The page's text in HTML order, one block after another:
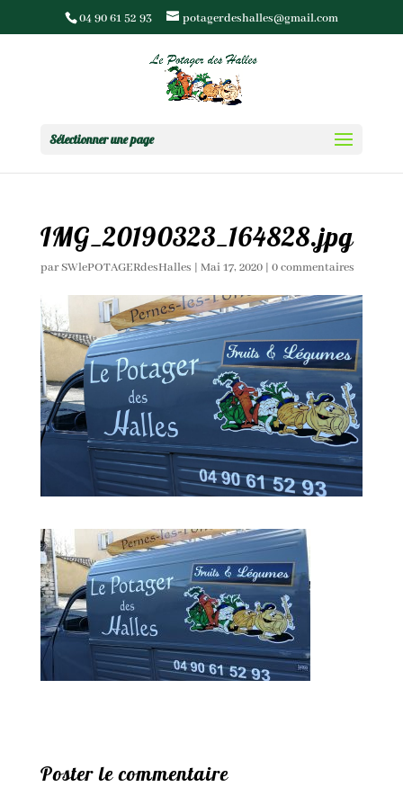
04 90 61 52 93 potagerdeshalles@gmail.com
Sélectionner une page
IMG_20190323_164828.jpg
parSWlePOTAGERdesHalles | Mai 17, 2020| 0 commentaires
Poster le commentaire